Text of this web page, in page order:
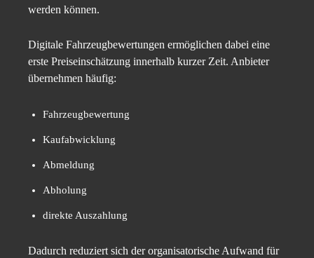
werden können.
Digitale Fahrzeugbewertungen ermöglichen dabei eine
erste Preiseinschätzung innerhalb kurzer Zeit. Anbieter
übernehmen häufig:
Fahrzeugbewertung
Kaufabwicklung
Abmeldung
Abholung
direkte Auszahlung
Dadurch reduziert sich der organisatorische Aufwand für